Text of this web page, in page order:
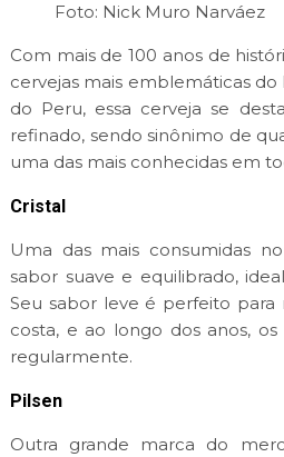
Foto: Nick Muro Narváez
Com mais de 100 anos de
cervejas mais emblemáticas do
do Peru, essa cerveja se
refinado, sendo sinônimo de
uma das mais conhecidas em
Cristal
Uma das mais consumidas
sabor suave e equilibrado,
Seu sabor leve é perfeito para
costa, e ao longo dos anos,
regularmente.
Pilsen
Outra grande marca do